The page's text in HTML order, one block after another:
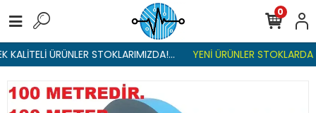
ÜRÜNLER STOKLARIMIZDA!... YENİ ÜRÜNLER STOKLARDA
0